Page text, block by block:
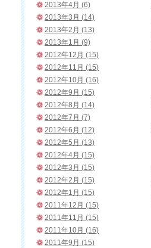
2013年4月 (6)
2013年3月 (14)
2013年2月 (13)
2013年1月 (9)
2012年12月 (15)
2012年11月 (15)
2012年10月 (16)
2012年9月 (15)
2012年8月 (14)
2012年7月 (7)
2012年6月 (12)
2012年5月 (13)
2012年4月 (15)
2012年3月 (15)
2012年2月 (15)
2012年1月 (15)
2011年12月 (15)
2011年11月 (15)
2011年10月 (16)
2011年9月 (15)